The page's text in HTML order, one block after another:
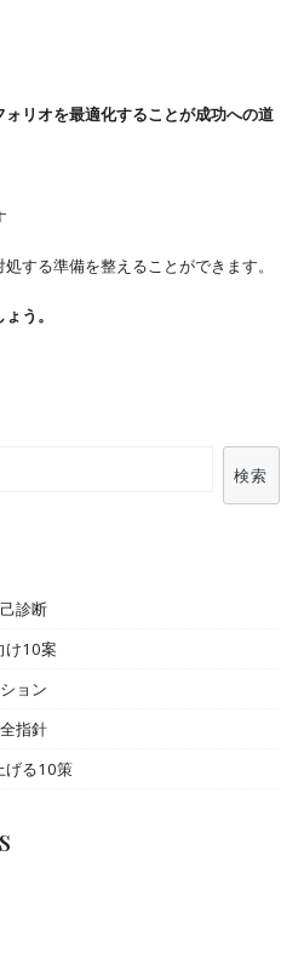
リオを最適化することが成功への道
する準備を整えることができます。
う。
検索
診断
け10案
ョン
指針
げる10策